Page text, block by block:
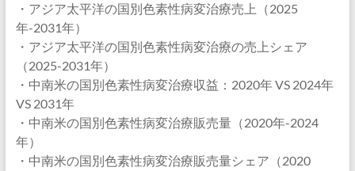
・アジア太平洋の国別色素性病変治療売上（2025
年-2031年）
・アジア太平洋の国別色素性病変治療の売上シェア
（2025-2031年）
・中南米の国別色素性病変治療収益：2020年 VS 2024年
VS 2031年
・中南米の国別色素性病変治療販売量（2020年-2024
年）
・中南米の国別色素性病変治療販売量シェア（2020